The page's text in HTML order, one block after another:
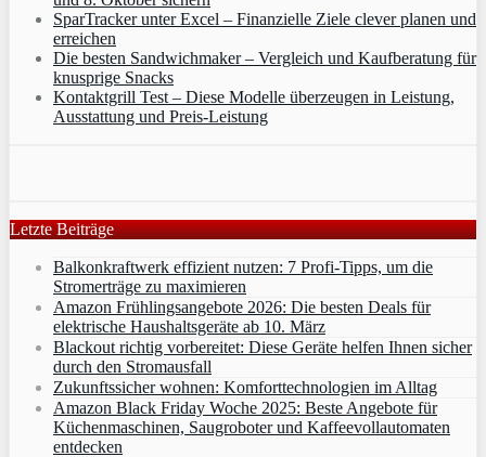
SparTracker unter Excel – Finanzielle Ziele clever planen und
erreichen
Die besten Sandwichmaker – Vergleich und Kaufberatung für
knusprige Snacks
Kontaktgrill Test – Diese Modelle überzeugen in Leistung,
Ausstattung und Preis-Leistung
Letzte Beiträge
Balkonkraftwerk effizient nutzen: 7 Profi-Tipps, um die
Stromerträge zu maximieren
Amazon Frühlingsangebote 2026: Die besten Deals für
elektrische Haushaltsgeräte ab 10. März
Blackout richtig vorbereitet: Diese Geräte helfen Ihnen sicher
durch den Stromausfall
Zukunftssicher wohnen: Komforttechnologien im Alltag
Amazon Black Friday Woche 2025: Beste Angebote für
Küchenmaschinen, Saugroboter und Kaffeevollautomaten
entdecken